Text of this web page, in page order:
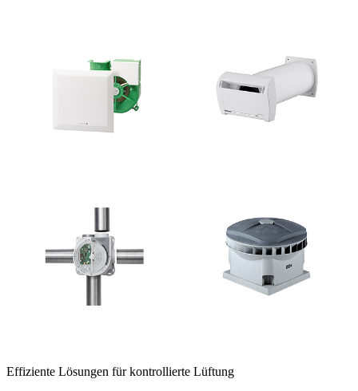
Effiziente Lösungen für kontrollierte Lüftung